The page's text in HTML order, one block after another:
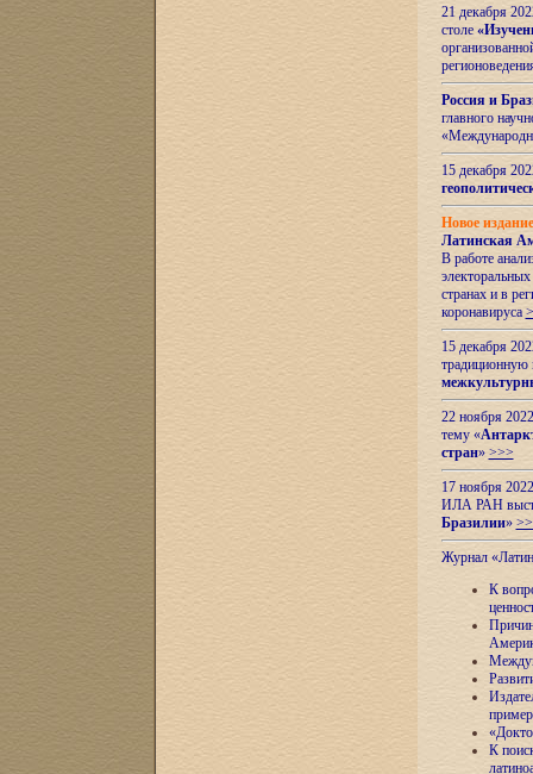
21 декабря
столе
Россия и
главного
15 декабря
Новое
Латинская
В работе
странах и в
коронавируса
15 декабря
22 ноября
тему «
стран» >>>
17 ноября
ИЛА РАН
Бразилии»
Журнал
К
К